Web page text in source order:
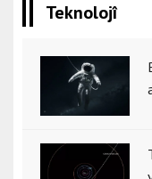
Teknolojî